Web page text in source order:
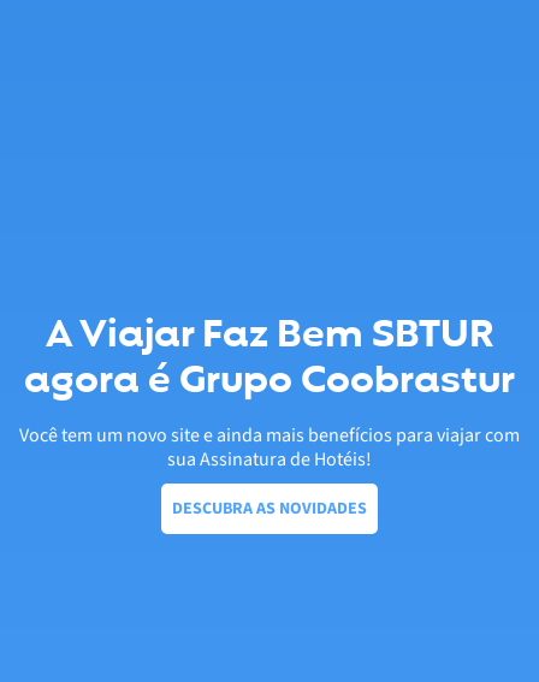
A Viajar Faz Bem SBTUR
agora é Grupo Coobrastur
Você tem um novo site e ainda mais benefícios para viajar com
sua Assinatura de Hotéis!
DESCUBRA AS NOVIDADES